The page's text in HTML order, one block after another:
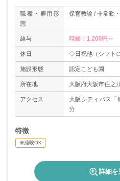
職種・雇用形
態
保育教諭 / 非常勤
給与 時給：1,200円～
休日 ◇日祝他（シフト
施設形態 認定こども園
所在地 大阪府大阪市住之
アクセス
大阪シティバス「
分
特徴
未経験OK
詳細を